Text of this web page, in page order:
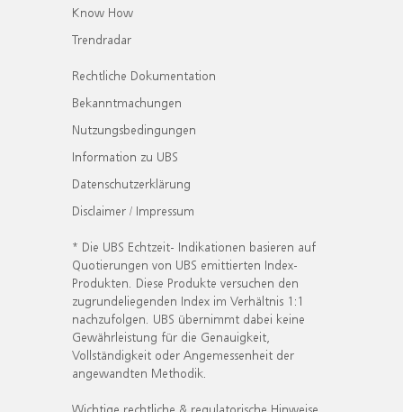
Know How
Trendradar
Rechtliche Dokumentation
Bekanntmachungen
Nutzungsbedingungen
Information zu UBS
Datenschutzerklärung
Disclaimer / Impressum
* Die UBS Echtzeit- Indikationen basieren auf
Quotierungen von UBS emittierten Index-
Produkten. Diese Produkte versuchen den
zugrundeliegenden Index im Verhältnis 1:1
nachzufolgen. UBS übernimmt dabei keine
Gewährleistung für die Genauigkeit,
Vollständigkeit oder Angemessenheit der
angewandten Methodik.